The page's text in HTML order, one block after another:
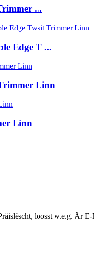
...
Edge T ...
Linn
Linn
loosst w.e.g. Är